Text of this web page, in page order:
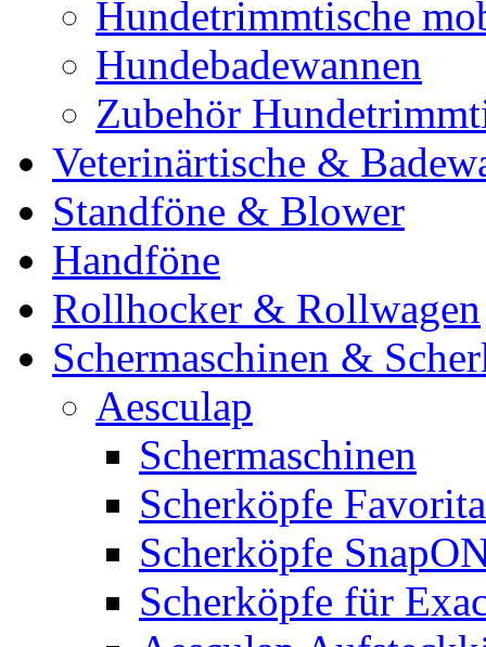
Hundetrimmtische
Hundebadewannen
Zubehör
Veterinärtische &
Standföne & Blower
Handföne
Rollhocker & Rollwagen
Schermaschinen &
Aesculap
Schermaschinen
Scherköpfe
Scherköpfe
Scherköpfe für